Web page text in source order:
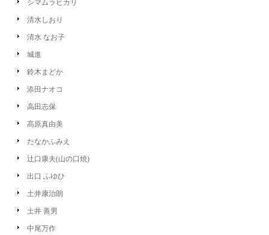
シマムラヒカリ
清水しおり
清水 なお子
城進
鈴木まどか
添田ナオコ
高田志保
高原真由美
たなかふみえ
辻口康夫(山の口焼)
出口 ふゆひ
土井康治朗
土井 善男
中尾万作